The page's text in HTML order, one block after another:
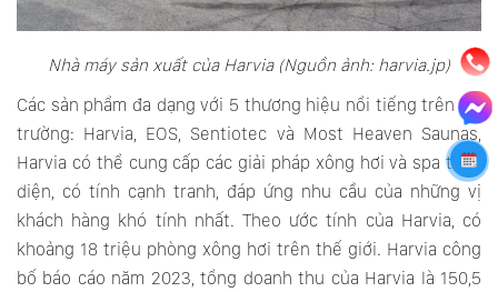
Nhà máy sản xuất của Harvia (Nguồn ảnh: harvia.jp)
Các sản phẩm đa dạng với 5 thương hiệu nổi tiếng trên thị
trường: Harvia, EOS, Sentiotec và Most Heaven Saunas,
Harvia có thể cung cấp các giải pháp xông hơi và spa toàn
diện, có tính cạnh tranh, đáp ứng nhu cầu của những vị
khách hàng khó tính nhất. Theo ước tính của Harvia, có
khoảng 18 triệu phòng xông hơi trên thế giới. Harvia công
bố báo cáo năm 2023, tổng doanh thu của Harvia là 150,5